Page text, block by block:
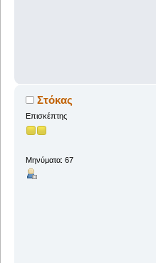
Στόκας
Επισκέπτης
Μηνύματα: 67